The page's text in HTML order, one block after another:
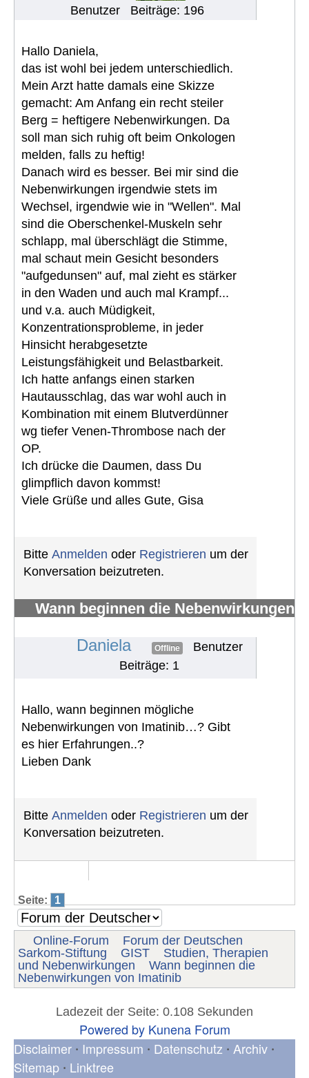
Benutzer Beiträge: 196
Hallo Daniela,
das ist wohl bei jedem unterschiedlich.
Mein Arzt hatte damals eine Skizze
gemacht: Am Anfang ein recht steiler
Berg = heftigere Nebenwirkungen. Da
soll man sich ruhig oft beim Onkologen
melden, falls zu heftig!
Danach wird es besser. Bei mir sind die
Nebenwirkungen irgendwie stets im
Wechsel, irgendwie wie in "Wellen". Mal
sind die Oberschenkel-Muskeln sehr
schlapp, mal überschlägt die Stimme,
mal schaut mein Gesicht besonders
"aufgedunsen" auf, mal zieht es stärker
in den Waden und auch mal Krampf...
und v.a. auch Müdigkeit,
Konzentrationsprobleme, in jeder
Hinsicht herabgesetzte
Leistungsfähigkeit und Belastbarkeit.
Ich hatte anfangs einen starken
Hautausschlag, das war wohl auch in
Kombination mit einem Blutverdünner
wg tiefer Venen-Thrombose nach der
OP.
Ich drücke die Daumen, dass Du
glimpflich davon kommst!
Viele Grüße und alles Gute, Gisa
Bitte Anmelden oder Registrieren um der
Konversation beizutreten.
Wann beginnen die Nebenwirkungen
Daniela Offline
Benutzer
Beiträge: 1
Hallo, wann beginnen mögliche
Nebenwirkungen von Imatinib…? Gibt
es hier Erfahrungen..?
Lieben Dank
Bitte Anmelden oder Registrieren um der
Konversation beizutreten.
Seite: 1
Online-Forum
Forum der Deutschen
Sarkom-Stiftung
GIST
Studien, Therapien
und Nebenwirkungen
Wann beginnen die
Nebenwirkungen von Imatinib
Ladezeit der Seite: 0.108 Sekunden
Powered by Kunena Forum
Disclaimer • Impressum • Datenschutz • Archiv •
Sitemap • Linktree